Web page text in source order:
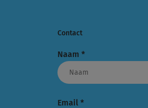
Contact
Naam*
Email*